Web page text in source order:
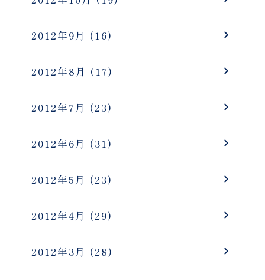
2012年9月 (16)
2012年8月 (17)
2012年7月 (23)
2012年6月 (31)
2012年5月 (23)
2012年4月 (29)
2012年3月 (28)